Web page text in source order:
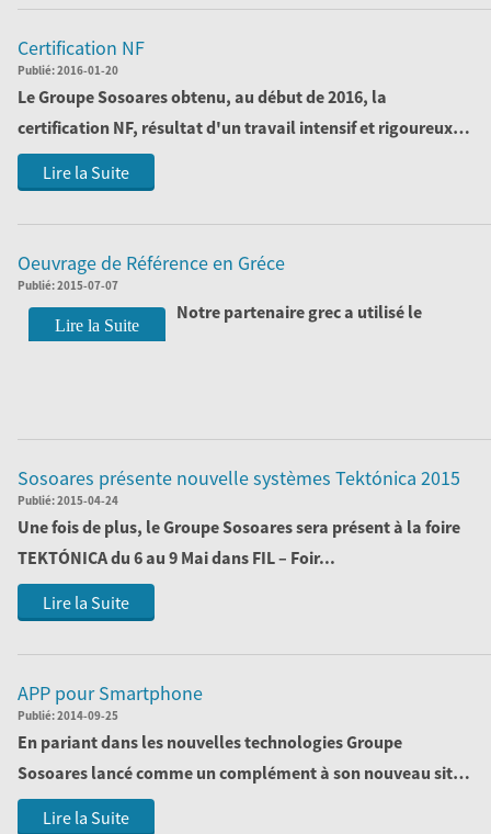
Certification NF
Publié:2016-01-20
Le Groupe Sosoares obtenu, au début de 2016, la
certification NF, résultat d'un travail intensif et rigoureux.
Un autre objectif atteint!
Lire la Suite
Oeuvrage de Référence en Gréce
Publié:2015-07-07
Notre partenaire grec a utilisé le
Lire la Suite
Sosoares présente nouvelle systèmes Tektónica 2015
Publié:2015-04-24
Une fois de plus, leGroupe Sosoaressera présent à la foire
TEKTÓNICAdu 6 au 9 Mai dans FIL – Foir...
Lire la Suite
APP pour Smartphone
Publié:2014-09-25
En pariant dans les nouvelles technologies Groupe
Sosoares lancé comme un complément à son nouveau site
sa dernière application pour les ...
Lire la Suite